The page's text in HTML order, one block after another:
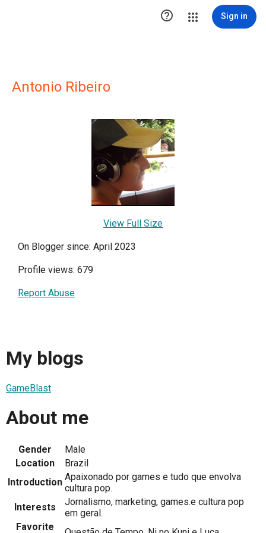
 Sign in
Antonio Ribeiro
View Full Size
On Blogger since: April 2023
Profile views: 679
Report Abuse
My blogs
GameBlast
About me
Gender
Male
Location
Brazil
Introduction Apaixonado por games e tudo que envolva
cultura pop.
Interests
Jornalismo, marketing, games.e cultura pop
em geral.
Favorite